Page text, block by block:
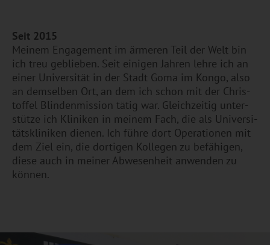
Seit 2015
Mei­nem En­ga­ge­ment im är­me­ren Teil der Welt bin
ich treu ge­blie­ben. Seit ei­ni­gen Jah­ren lehre ich an
einer Uni­ver­si­tät in der Stadt Goma im Kongo, also
an dem­sel­ben Ort, an dem ich schon mit der Chris­
tof­fel Blin­den­mis­si­on tätig war. Gleich­zei­tig un­ter­
stüt­ze ich Kli­ni­ken in mei­nem Fach, die als Uni­ver­si­
täts­kli­ni­ken die­nen. Ich führe dort Ope­ra­tio­nen mit
dem Ziel ein, die dor­ti­gen Kol­le­gen zu be­fä­hi­gen,
diese auch in mei­ner Ab­we­sen­heit an­wen­den zu
kön­nen.